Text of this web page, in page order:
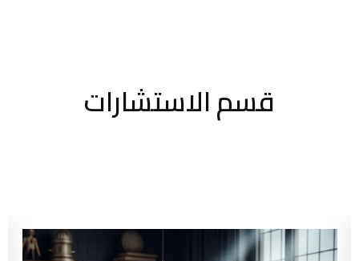
قسم الاستشارات